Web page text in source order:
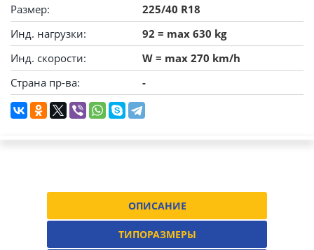
Размер:
225/40 R18
Инд. нагрузки:
92 = max 630 kg
Инд. скорости:
W = max 270 km/h
Страна пр-ва:
-
ОПИСАНИЕ
ТИПОРАЗМЕРЫ